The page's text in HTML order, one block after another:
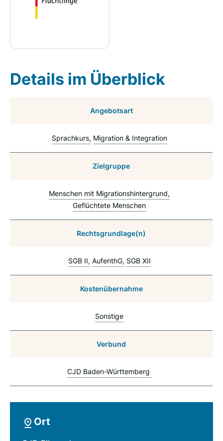
Details im Überblick
Angebotsart
Sprachkurs Migration & Integration
Zielgruppe
Menschen mit Migrationshintergrund
Geflüchtete Menschen
Rechtsgrundlage(n)
SGB II AufenthG SGB XII
Kostenübernahme
Sonstige
Verbund
CJD Baden-Württemberg
Ort